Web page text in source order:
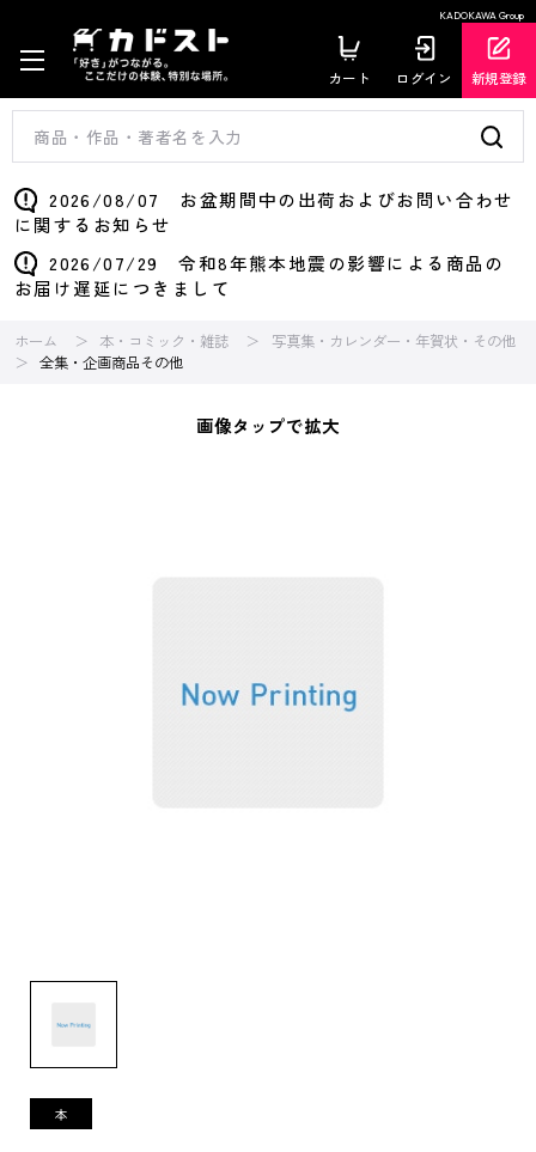
KADOKAWA Group
カート ログイン 新規登録
2026/08/07 お盆期間中の出荷およびお問い合わせ
に関するお知らせ
2026/07/29 令和8年熊本地震の影響による商品の
お届け遅延につきまして
ホーム 本・コミック・雑誌
写真集・カレンダー・年賀状・その他
全集・企画商品その他
画像タップで拡大